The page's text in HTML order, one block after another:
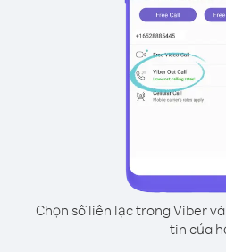
Chọn số liên lạc trong Viber
tin của